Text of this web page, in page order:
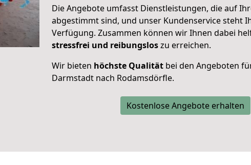
Die Angebote umfasst Dienstleistungen, die auf
abgestimmt sind, und unser Kundenservice steht
Verfügung. Zusammen können wir Ihnen dabei
stressfrei und reibungsloszu erreichen.
Wir bieten höchste Qualität bei den Angeboten
Darmstadt nach Rodamsdörfle.
Kostenlose Angebote erhalten